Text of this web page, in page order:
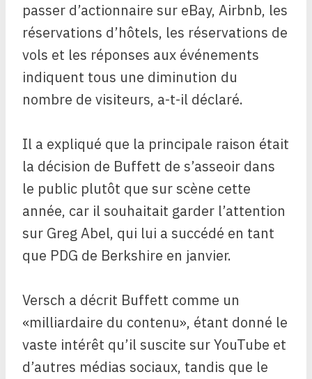
passer d’actionnaire sur eBay, Airbnb, les
réservations d’hôtels, les réservations de
vols et les réponses aux événements
indiquent tous une diminution du
nombre de visiteurs, a-t-il déclaré.
Il a expliqué que la principale raison était
la décision de Buffett de s’asseoir dans
le public plutôt que sur scène cette
année, car il souhaitait garder l’attention
sur Greg Abel, qui lui a succédé en tant
que PDG de Berkshire en janvier.
Versch a décrit Buffett comme un
«milliardaire du contenu», étant donné le
vaste intérêt qu’il suscite sur YouTube et
d’autres médias sociaux, tandis que le